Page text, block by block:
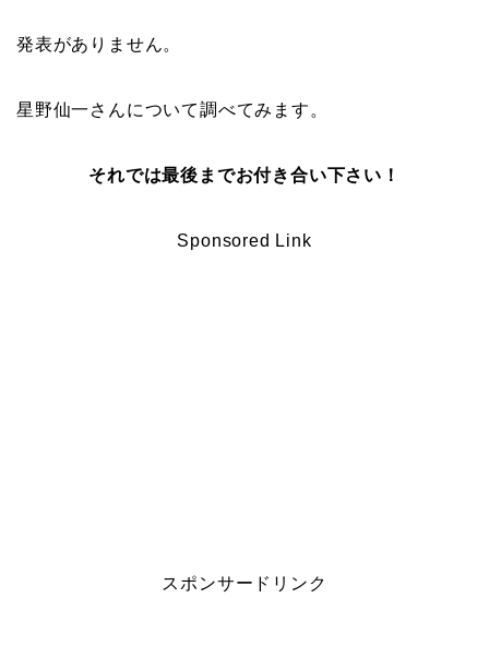
発表がありません。
星野仙一さんについて調べてみます。
それでは最後までお付き合い下さい！
Sponsored Link
スポンサードリンク